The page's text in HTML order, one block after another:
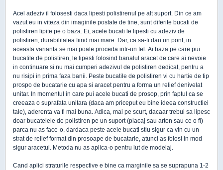
Acel adeziv il folosesti daca lipesti polistirenul pe alt suport. Din ce am
vazut eu in viteza din imaginile postate de tine, sunt diferite bucati de
polistiren lipite pe o baza. Ei, acele bucati le lipesti cu adeziv de
polistiren, durabilitatea fiind mai mare. Dar, ca sa-ti dau un pont, in
aceasta varianta se mai poate proceda intr-un fel. Ai baza pe care pui
bucatile de polistiren, le lipesti folosind banalul aracet de care ai nevoie
in continuare si nu mai cumperi adezivul de polistiren dedicat, pentru a
nu risipi in prima faza banii. Peste bucatile de polistiren vi cu hartie de tip
prospo de bucatarie cu apa si aracet pentru a forma un relief denivelat
unitar. In momentul in care pui acele bucati de prosop, prin faptul ca se
creeaza o suprafata unitara (daca am priceput eu bine ideea constructiei
tale), aderenta va fi mai buna. Adica, mai pe scurt, dacaar trebui sa lipesc
doar bucatelele de polistiren pe un suport (placaj sau arton sau ce o fi)
parca nu as face-o, dardaca peste acele bucati stiu sigur ca vin cu un
strat de relief format din prosoape de bucatarie, atunci as folosi in mod
sigur aracetul. Metoda nu as aplica-o pentru lut de modelaj.
Cand aplici straturile respective e bine ca marginile sa se suprapuna 1-2